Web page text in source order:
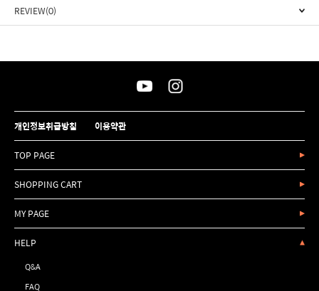
REVIEW(0)
개인정보취급방침 이용약관
TOP PAGE
SHOPPING CART
MY PAGE
HELP
Q&A
FAQ